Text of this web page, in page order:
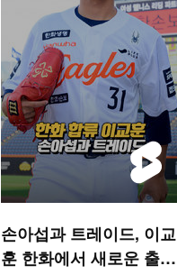
손아섭과 트레이드, 이교
훈 한화에서 새로운 출발